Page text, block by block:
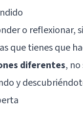
o reflexionar,
que tienes que
diferentes,
y